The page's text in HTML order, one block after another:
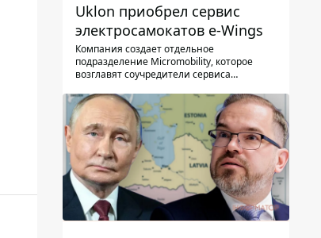
Uklon приобрел сервис
электросамокатов e-Wings
Компания создает отдельное
подразделение Micromobility, которое
возглавят соучредители сервиса